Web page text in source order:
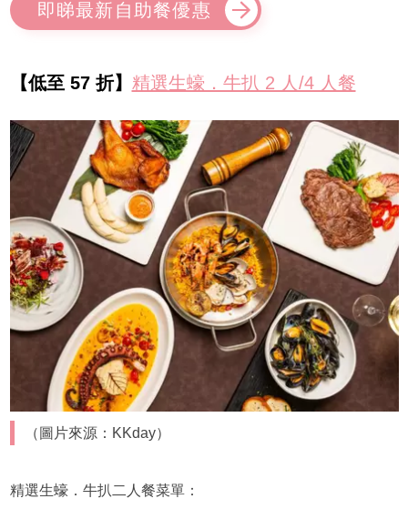
即睇最新自助餐優惠
【低至 57 折】 精選生蠔．牛扒 2 人/4 人餐
（圖片來源：KKday）
精選生蠔．牛扒二人餐菜單：